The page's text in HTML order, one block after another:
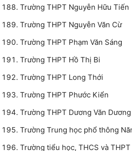
Trường THPT Nguyễn Hữu Tiến
Trường THPT Nguyễn Văn Cừ
Trường THPT Phạm Văn Sáng
Trường THPT Hồ Thị Bi
Trường THPT Long Thới
Trường THPT Phước Kiển
Trường THPT Dương Văn Dương
Trường Trung học phổ thông
Trường tiểu học, THCS và